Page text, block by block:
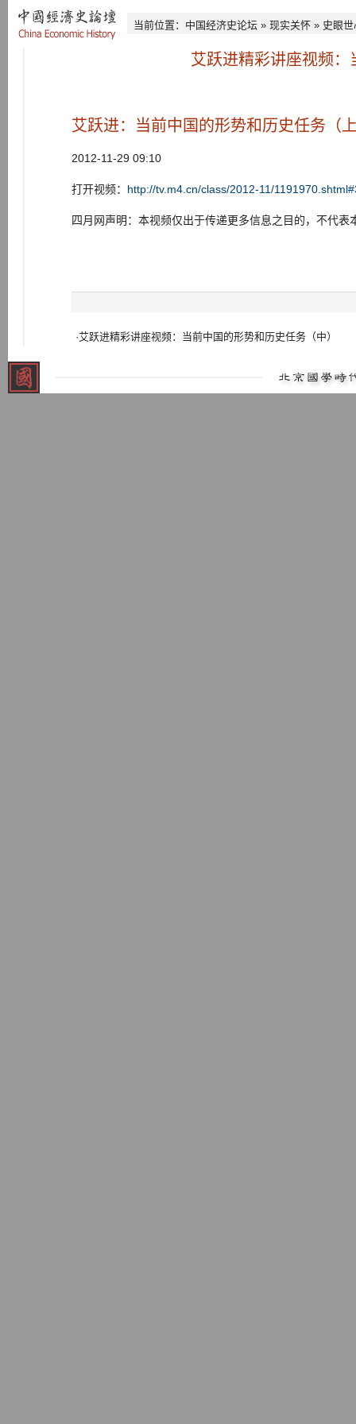
当前位置： 中国经济史论坛 » 现实关怀 » 史眼世
艾跃进精彩讲座视频
艾跃进：当前中国的形势和历史任务（
2012-11-29 09:10
打开视频： http://tv.m4.cn/class/2012-11/
四月网声明：本视频仅出于传递更多信息之目的，不代表
·艾跃进精彩讲座视频：当前中国的形势和历史任务（中）